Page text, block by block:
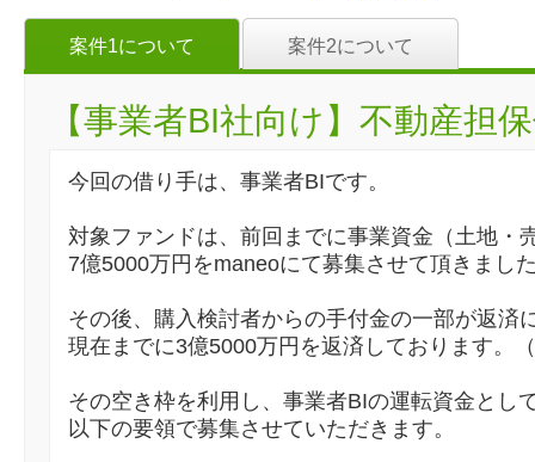
案件1について 案件2について
【事業者BI社向け】不動産担
今回の借り手は、事業者BIです。
対象ファンドは、前回までに事業資金（土地・
7億5000万円をmaneoにて募集させて頂きまし
その後、購入検討者からの手付金の一部が返済
現在までに3億5000万円を返済しております。
その空き枠を利用し、事業者BIの運転資金とし
以下の要領で募集させていただきます。